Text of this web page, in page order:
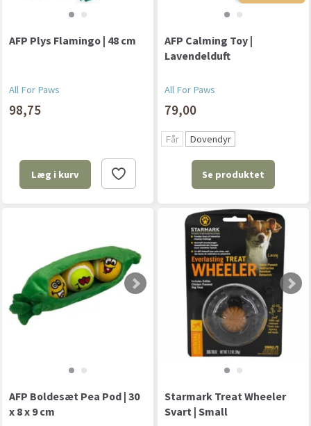
AFP Plys Flamingo | 48 cm
All For Paws
98,75
Læg i kurv
AFP Calming Toy |
Lavendelduft
All For Paws
79,00
Får Dovendyr
Se produktet
AFP Boldesæt Pea Pod | 30
x 8 x 9 cm
Starmark Treat Wheeler
Svart | Small